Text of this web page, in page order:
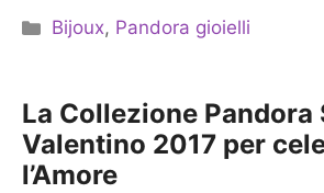
Categorie
Bijoux, Pandora gioielli
La Collezione Pandora
Valentino 2017 per
l’Amore